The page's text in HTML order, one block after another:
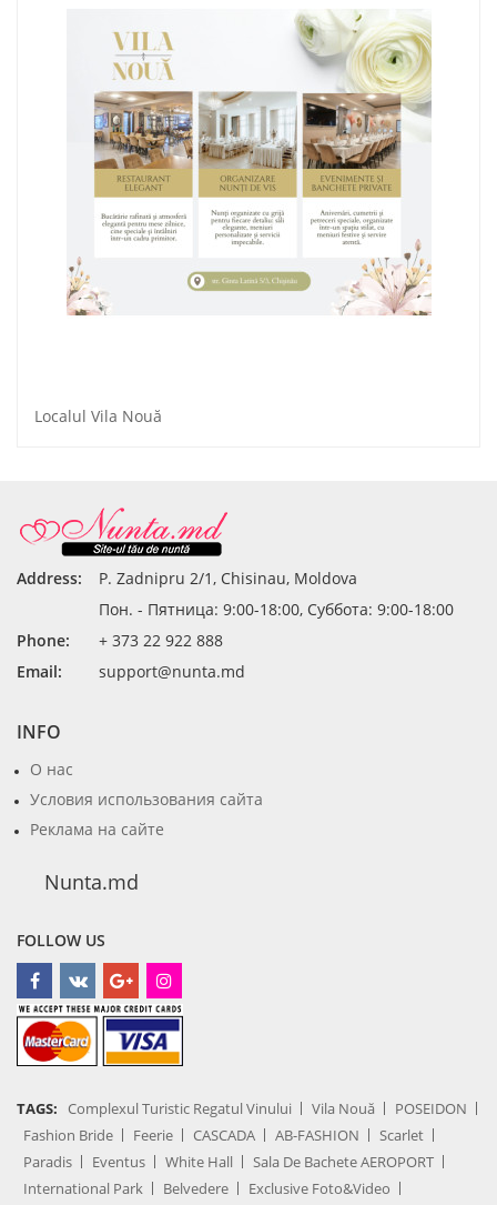
Localul Vila Nouă
Address:
P. Zadnipru 2/1, Chisinau, Moldova
Пон. - Пятница: 9:00-18:00, Суббота: 9:00-18:00
Phone:
+ 373 22 922 888
Email:
support@nunta.md
INFO
О нас
Условия использования сайта
Реклама на сайте
Nunta.md
FOLLOW US
TAGS: Complexul Turistic Regatul Vinului Vila Nouă
POSEIDON
Fashion Bride
Feerie CASCADA AB-FASHION
Scarlet
Paradis
Eventus White Hall
Sala De Bachete AEROPORT
International Park
Belvedere
Exclusive Foto&Video